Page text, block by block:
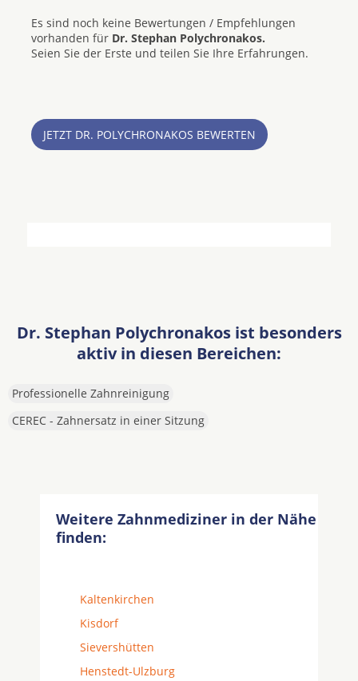
Es sind noch keine Bewertungen / Empfehlungen
vorhanden für Dr. Stephan Polychronakos.
Seien Sie der Erste und teilen Sie Ihre Erfahrungen.
JETZT DR. POLYCHRONAKOS BEWERTEN
Dr. Stephan Polychronakos ist besonders
aktiv in diesen Bereichen:
Professionelle Zahnreinigung
CEREC - Zahnersatz in einer Sitzung
Weitere Zahnmediziner in der Nähe
finden:
Kaltenkirchen
Kisdorf
Sievershütten
Henstedt-Ulzburg